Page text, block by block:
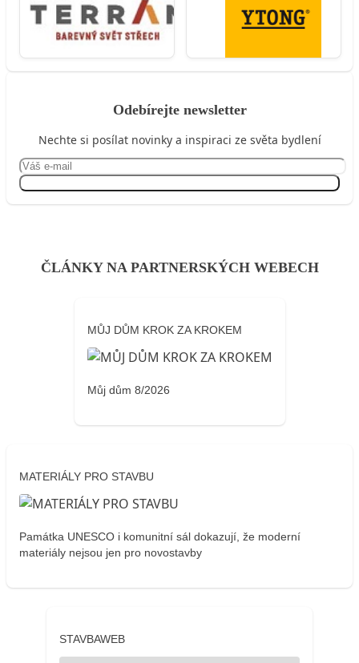
Odebírejte newsletter
Nechte si posílat novinky a inspiraci ze světa bydlení
ČLÁNKY NA PARTNERSKÝCH WEBECH
MŮJ DŮM KROK ZA KROKEM
Můj dům 8/2026
MATERIÁLY PRO STAVBU
Památka UNESCO i komunitní sál dokazují, že moderní
materiály nejsou jen pro novostavby
STAVBAWEB